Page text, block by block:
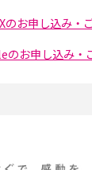
リット・デメリット
メリットとは？選び
のお申し込み・
のお申し込み・